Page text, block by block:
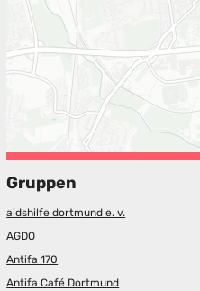
Gruppen
aidshilfe dortmund e. v.
AGDO
Antifa 170
Antifa Café Dortmund